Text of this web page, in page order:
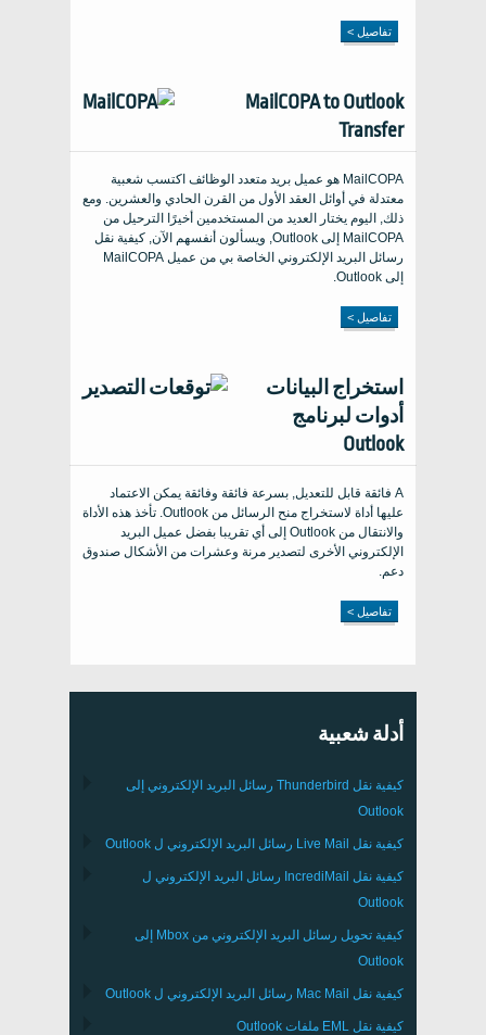
تفاصيل >
MailCOPA to Outlook
Transfer
MailCOPA هو عميل بريد متعدد الوظائف اكتسب شعبية
معتدلة في أوائل العقد الأول من القرن الحادي والعشرين. ومع
ذلك, اليوم يختار العديد من المستخدمين أخيرًا الترحيل من
MailCOPA إلى Outlook, ويسألون أنفسهم الآن, كيفية نقل
رسائل البريد الإلكتروني الخاصة بي من عميل MailCOPA
إلى Outlook.
تفاصيل >
استخراج البيانات
أدوات لبرنامج
Outlook
A فائقة قابل للتعديل, بسرعة فائقة وفائقة يمكن الاعتماد
عليها أداة لاستخراج منح الرسائل من Outlook. تأخذ هذه الأداة
والانتقال من Outlook إلى أي تقريبا بفضل عميل البريد
الإلكتروني الأخرى لتصدير مرنة وعشرات من الأشكال صندوق
دعم.
تفاصيل >
أدلة شعبية
كيفية نقل Thunderbird رسائل البريد الإلكتروني إلى
Outlook
كيفية نقل Live Mail رسائل البريد الإلكتروني ل Outlook
كيفية نقل IncrediMail رسائل البريد الإلكتروني ل
Outlook
كيفية تحويل رسائل البريد الإلكتروني من Mbox إلى
Outlook
كيفية نقل Mac Mail رسائل البريد الإلكتروني ل Outlook
كيفية نقل EML ملفات Outlook